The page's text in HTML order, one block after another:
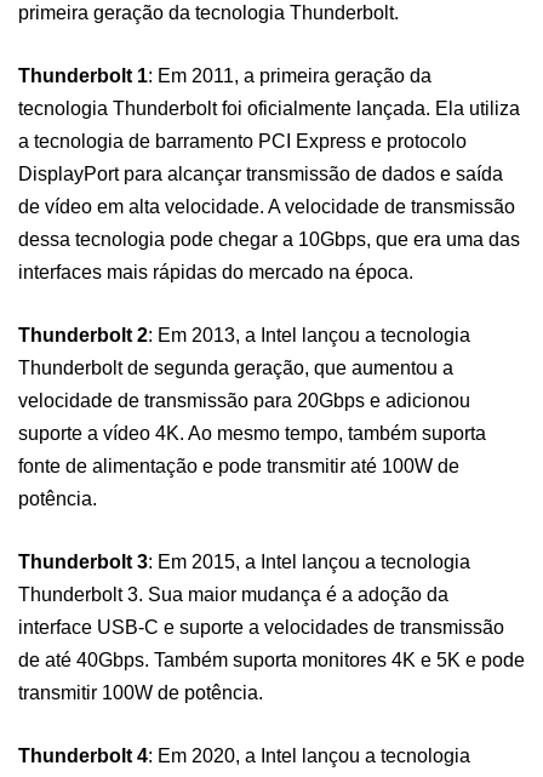
primeira geração da tecnologia Thunderbolt.
Thunderbolt 1: Em 2011, a primeira geração da
tecnologia Thunderbolt foi oficialmente lançada. Ela utiliza
a tecnologia de barramento PCI Express e protocolo
DisplayPort para alcançar transmissão de dados e saída
de vídeo em alta velocidade. A velocidade de transmissão
dessa tecnologia pode chegar a 10Gbps, que era uma das
interfaces mais rápidas do mercado na época.
Thunderbolt 2: Em 2013, a Intel lançou a tecnologia
Thunderbolt de segunda geração, que aumentou a
velocidade de transmissão para 20Gbps e adicionou
suporte a vídeo 4K. Ao mesmo tempo, também suporta
fonte de alimentação e pode transmitir até 100W de
potência.
Thunderbolt 3: Em 2015, a Intel lançou a tecnologia
Thunderbolt 3. Sua maior mudança é a adoção da
interface USB-C e suporte a velocidades de transmissão
de até 40Gbps. Também suporta monitores 4K e 5K e pode
transmitir 100W de potência.
Thunderbolt 4: Em 2020, a Intel lançou a tecnologia